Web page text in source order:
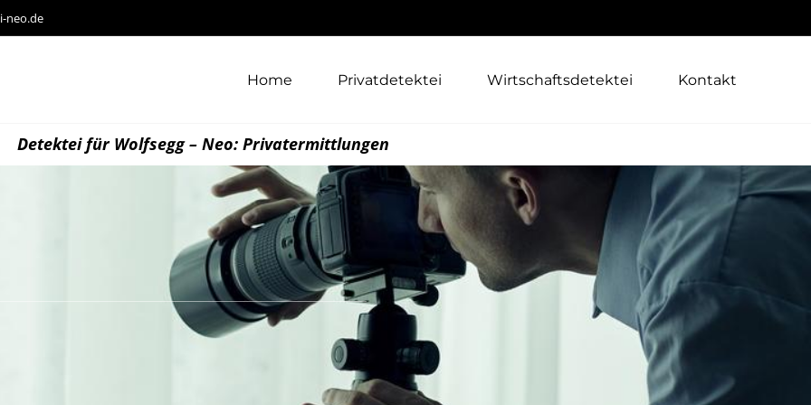
neo.de
Home Privatdetektei Wirtschaftsdetektei Kontakt
Detektei für Wolfsegg – Neo: Privatermittlungen